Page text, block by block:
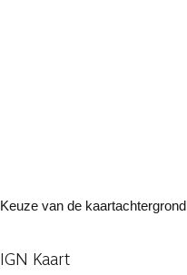
Keuze van de kaartachtergrond
IGN Kaart